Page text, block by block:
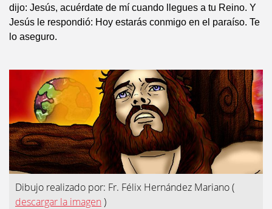
dijo: Jesús, acuérdate de mí cuando llegues a tu Reino. Y
Jesús le respondió: Hoy estarás conmigo en el paraíso. Te
lo aseguro.
Dibujo realizado por: Fr. Félix Hernández Mariano(
descargar la imagen )